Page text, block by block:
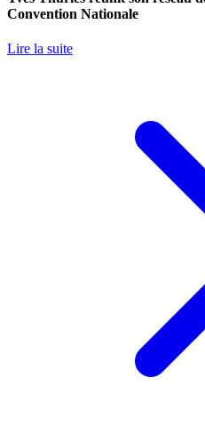
Convention Nationale
Lire la suite